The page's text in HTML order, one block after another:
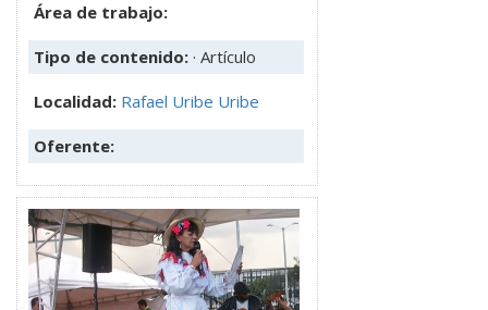
Área de trabajo:
Tipo de contenido: · Artículo
Localidad: Rafael Uribe Uribe
Oferente: